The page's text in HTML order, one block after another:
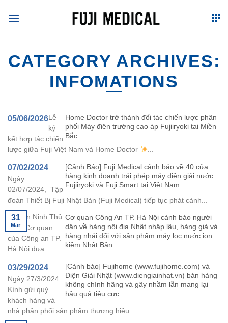
CATEGORY ARCHIVES:
INFOMATIONS
Home Doctor trở thành đối tác chiến lược phân
phối Máy điện trường cao áp Fujiiryoki tại Miền
Bắc
05/06/2026 Lễ
ký
kết hợp tác chiến
lược giữa Fuji Việt Nam và Home Doctor
[Cảnh Báo] Fuji Medical cảnh báo về 40 cửa
hàng kinh doanh trái phép máy điện giải nước
Fujiiryoki và Fuji Smart tại Việt Nam
07/02/2024
Ngày
02/07/2024, Tập
đoàn Thiết Bị Fuji Nhật Bản (Fuji Medical) tiếp tục phát cảnh...
Cơ quan Công An TP. Hà Nội cảnh báo người
dân về hàng nội địa Nhật nhập lậu, hàng giả và
hàng nhái đối với sản phẩm máy lọc nước ion
kiềm Nhật Bản
Báo An Ninh Thủ
Đô – Cơ quan
của Công an TP.
Hà Nội đưa...
31
Mar
[Cảnh báo] Fujihome (www.fujihome.com) và
Điện Giải Nhật (www.diengiainhat.vn) bán hàng
không chính hãng và gây nhầm lẫn mang lại
hậu quả tiêu cực
03/29/2024
Ngày 27/3/2024
Kính gửi quý
khách hàng và
nhà phân phối sản phẩm thương hiệu...